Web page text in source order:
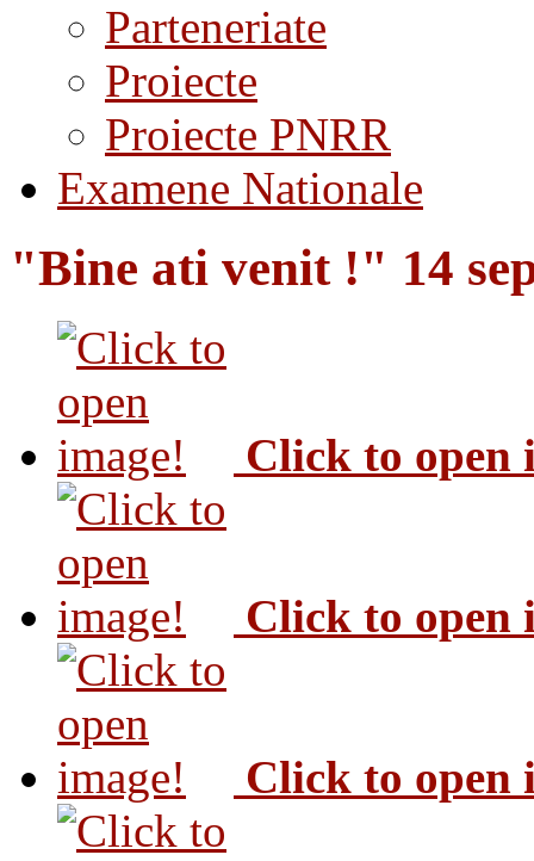
Parteneriate
Proiecte
Proiecte PNRR
Examene Nationale
"Bine ati venit !" 14
Click to open
Click to open
Click to open